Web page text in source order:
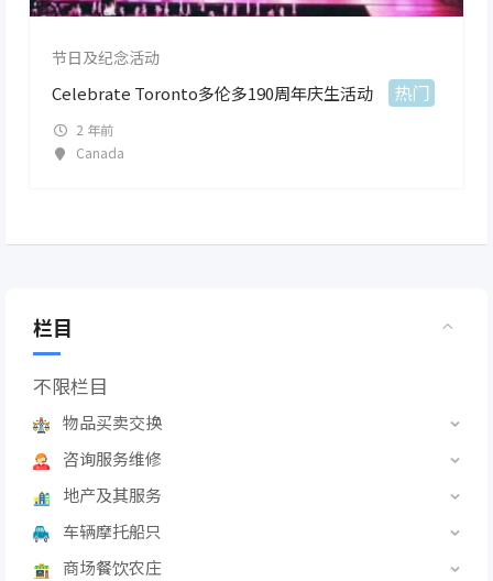
节日及纪念活动
Celebrate Toronto多伦多190周年庆生活动 热门
2 年前
Canada
栏目
不限栏目
物品买卖交换
咨询服务维修
地产及其服务
车辆摩托船只
商场餐饮农庄